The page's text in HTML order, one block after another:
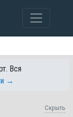
Вся
→
Скрыть